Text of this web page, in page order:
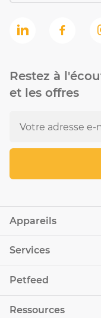
Appareils
Services
Petfeed
Ressources
Restez à
et les offres